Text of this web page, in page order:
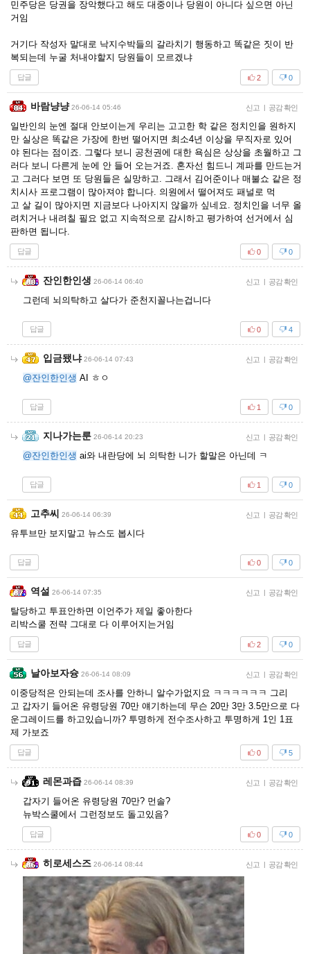
민주당은 당권을 장악했다고 해도 대중이나 당원이 아니다 싶으면 아닌
거임
거기다 작성자 말대로 낙지수박들의 갈라치기 행동하고 똑같은 짓이 반
복되는데 누굴 처내야할지 당원들이 모르겠냐
답글 0
2
바람냥냥 26-06-14 05:46 신고 | 공감 확인
일반인의 눈엔 절대 안보이는게 우리는 고고한 학 같은 정치인을 원하지
만 실상은 똑같은 가장에 한번 떨어지면 최소4년 이상을 무직자로 있어
야 된다는 점이죠. 그렇다 보니 공천권에 대한 욕심은 상상을 초월하고 그
러다 보니 다른게 눈에 안 들어 오는거죠. 혼자선 힘드니 계파를 만드는거
고 그러다 보면 또 당원들은 실망하고. 그래서 김어준이나 매불쇼 같은 정
치시사 프로그램이 많아져야 합니다. 의원에서 떨어져도 패널로 먹
고 살 길이 많아지면 지금보다 나아지지 않을까 싶네요. 정치인을 너무 올
려치거나 내려칠 필요 없고 지속적으로 감시하고 평가하여 선거에서 심
판하면 됩니다.
답글 0
0
잔인한인생 26-06-14 06:40 신고 | 공감 확인
그런데 뇌의탁하고 살다가 준천지꼴나는겁니다
답글 4
0
입금됐냐 26-06-14 07:43 신고 | 공감 확인
@잔인한인생 AI ㅎㅇ
답글 0
1
지나가는룬 26-06-14 20:23 신고 | 공감 확인
@잔인한인생 ai와 내란당에 뇌 의탁한 니가 할말은 아닌데 ㅋ
답글 0
1
고추씨 26-06-14 06:39 신고 | 공감 확인
유투브만 보지말고 뉴스도 봅시다
답글 0
0
역설 26-06-14 07:35 신고 | 공감 확인
탈당하고 투표안하면 이언주가 제일 좋아한다
리박스쿨 전략 그대로 다 이루어지는거임
답글 0
2
날아보자슝 26-06-14 08:09 신고 | 공감 확인
이중당적은 안되는데 조사를 안하니 알수가없지요 ㅋㅋㅋㅋㅋㅋ 그리
고 갑자기 들어온 유령당원 70만 얘기하는데 무슨 20만 3만 3.5만으로 다
운그레이드를 하고있습니까? 투명하게 전수조사하고 투명하게 1인 1표
제 가보죠
답글 5
0
레몬과즙 26-06-14 08:39 신고 | 공감 확인
갑자기 들어온 유령당원 70만? 먼솔?
뉴박스쿨에서 그런정보도 돌고있음?
답글 0
0
히로세스즈 26-06-14 08:44 신고 | 공감 확인